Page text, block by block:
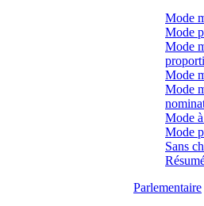
Mode
Mode
Mode
Mode
Mode
Mode
Mode
Sans
Parlementaire